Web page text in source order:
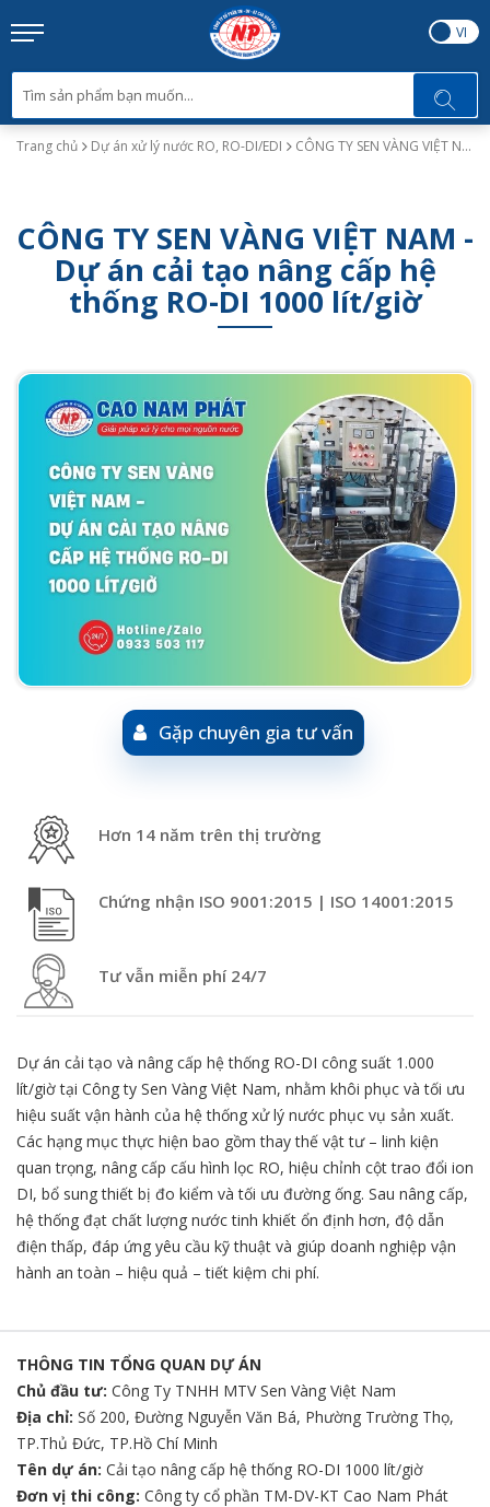
EN VI
Trang chủ Dự án xử lý nước RO, RO-DI/EDI CÔNG TY SEN VÀNG VIỆT NAM - Dự án cải tạo nâng cấp hệ thống RO-DI 1000 lít/giờ
CÔNG TY SEN VÀNG VIỆT NAM -
Dự án cải tạo nâng cấp hệ
thống RO-DI 1000 lít/giờ
Gặp chuyên gia tư vấn
Hơn 14 năm trên thị trường
Chứng nhận ISO 9001:2015 | ISO 14001:2015
Tư vẫn miễn phí 24/7
Dự án cải tạo và nâng cấp hệ thống RO-DI công suất 1.000
lít/giờ tại Công ty Sen Vàng Việt Nam, nhằm khôi phục và tối ưu
hiệu suất vận hành của hệ thống xử lý nước phục vụ sản xuất.
Các hạng mục thực hiện bao gồm thay thế vật tư – linh kiện
quan trọng, nâng cấp cấu hình lọc RO, hiệu chỉnh cột trao đổi ion
DI, bổ sung thiết bị đo kiểm và tối ưu đường ống. Sau nâng cấp,
hệ thống đạt chất lượng nước tinh khiết ổn định hơn, độ dẫn
điện thấp, đáp ứng yêu cầu kỹ thuật và giúp doanh nghiệp vận
hành an toàn – hiệu quả – tiết kiệm chi phí.
THÔNG TIN TỔNG QUAN DỰ ÁN
Chủ đầu tư: Công Ty TNHH MTV Sen Vàng Việt Nam
Địa chỉ: Số 200, Đường Nguyễn Văn Bá, Phường Trường Thọ,
TP.Thủ Đức, TP.Hồ Chí Minh
Tên dự án: Cải tạo nâng cấp hệ thống RO-DI 1000 lít/giờ
Đơn vị thi công: Công ty cổ phần TM-DV-KT Cao Nam Phát